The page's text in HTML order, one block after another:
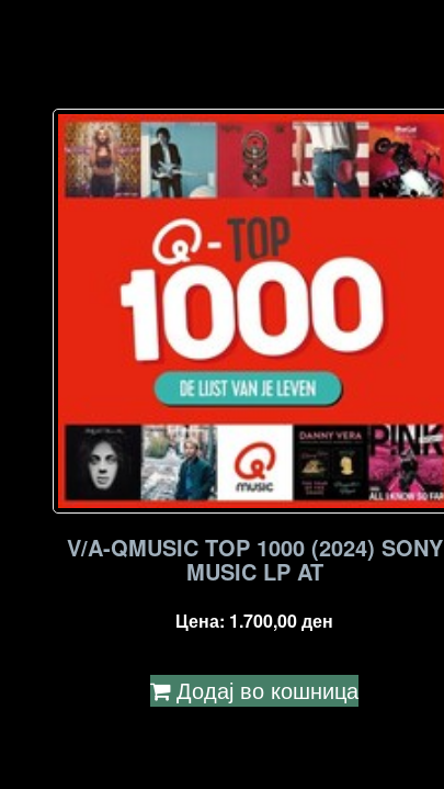
V/A-QMUSIC TOP 1000 (2024) SONY
MUSIC LP AT
Цена: 1.700,00ден
Додај во кошница